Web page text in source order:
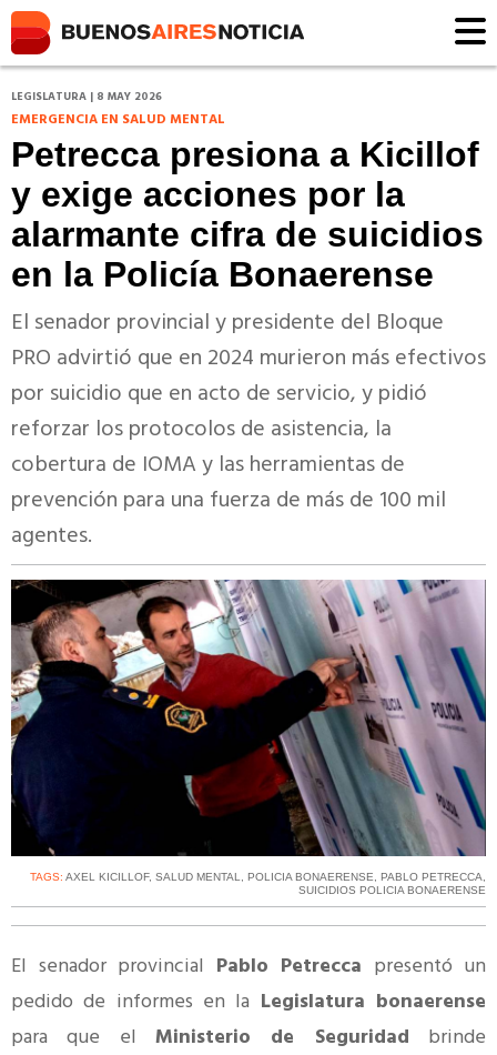
LEGISLATURA | 8 MAY 2026
EMERGENCIA EN SALUD MENTAL
Petrecca presiona a Kicillof
y exige acciones por la
alarmante cifra de suicidios
en la Policía Bonaerense
El senador provincial y presidente del Bloque
PRO advirtió que en 2024 murieron más efectivos
por suicidio que en acto de servicio, y pidió
reforzar los protocolos de asistencia, la
cobertura de IOMA y las herramientas de
prevención para una fuerza de más de 100 mil
agentes.
TAGS: AXEL KICILLOF, SALUD MENTAL, POLICIA BONAERENSE, PABLO PETRECCA,
SUICIDIOS POLICIA BONAERENSE
El senador provincial Pablo Petrecca presentó un
pedido de informes en la Legislatura bonaerense
para que el Ministerio de Seguridad brinde